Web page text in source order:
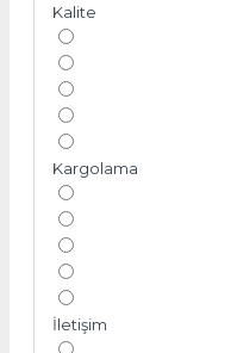
Kalite
Kargolama
İletişim